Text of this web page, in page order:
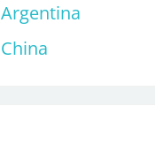
Argentina
China